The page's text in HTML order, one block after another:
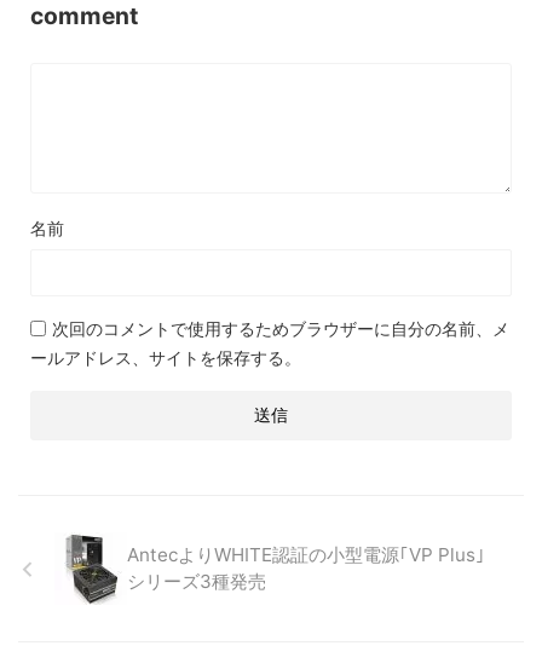
comment
名前
次回のコメントで使用するためブラウザーに自分の名前、メ
ールアドレス、サイトを保存する。
AntecよりWHITE認証の小型電源｢VP Plus｣
シリーズ3種発売